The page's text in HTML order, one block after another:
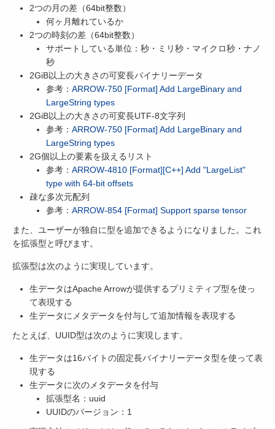
2つの月の差（64bit整数）
何ヶ月離れているか
2つの時刻の差（64bit整数）
サポートしている単位：秒・ミリ秒・マイクロ秒・ナノ
秒
2GiB以上の大きさの可変長バイナリーデータ
参考： ARROW-750 [Format] Add LargeBinary and
LargeString types
2GiB以上の大きさの可変長UTF-8文字列
参考： ARROW-750 [Format] Add LargeBinary and
LargeString types
2G個以上の要素を扱えるリスト
参考： ARROW-4810 [Format][C++] Add "LargeList"
type with 64-bit offsets
疎な多次元配列
参考： ARROW-854 [Format] Support sparse tensor
また、ユーザーが独自に型を追加できるようになりました。これ
を拡張型と呼びます。
拡張型は次のように実現しています。
生データはApache Arrowが提供するプリミティブ型を使っ
て表現する
生データにメタデータを付与して追加情報を表現する
たとえば、UUID型は次のように実現します。
生データは16バイトの固定長バイナリーデータ型を使って表
現する
生データに次のメタデータを付与
拡張型名：uuid
UUIDのバージョン：1